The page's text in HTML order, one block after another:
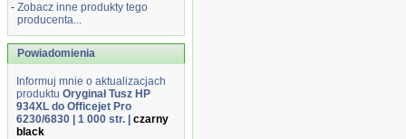
- Zobacz inne produkty tego
producenta...
Powiadomienia
Informuj mnie o aktualizacjach
produktu Oryginał Tusz HP
934XL do Officejet Pro
6230/6830 | 1 000 str. | czarny
black